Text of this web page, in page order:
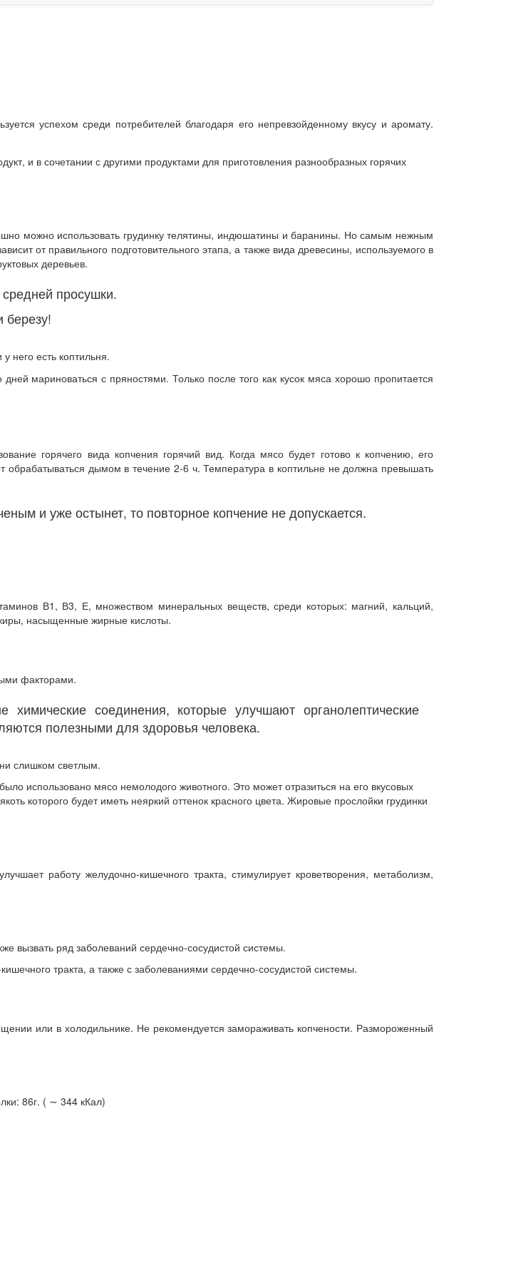
успехом среди потребителей благодаря его непревзойденному вкусу и аромату.
и в сочетании с другими продуктами для приготовления разнообразных горячих
можно использовать грудинку телятины, индюшатины и баранины. Но самым нежным
от правильного подготовительного этапа, а также вида древесины, используемого в
деревьев.
просушки.
березу!
него есть коптильня.
дней мариноваться с пряностями.Только после того как кусок мяса хорошо пропитается
горячего вида копчения горячий вид. Когда мясо будет готово к копчению, его
дымом в течение 2-6 ч. Температура в коптильне не должна превышать
и уже остынет, то повторное копчение не допускается.
В1, В3, Е, множеством минеральных веществ, среди которых: магний, кальций,
насыщенные жирные кислоты.
факторами.
химические соединения, которые улучшают органолептические
полезными для здоровья человека.
слишком светлым.
использовано мясо немолодого животного. Это может отразиться на его вкусовых
которого будет иметь неяркий оттенок красного цвета. Жировые прослойки грудинки
работу желудочно-кишечного тракта, стимулирует кроветворения, метаболизм,
вызвать ряд заболеваний сердечно-сосудистой системы.
тракта, а также с заболеваниями сердечно-сосудистой системы.
или в холодильнике. Не рекомендуется замораживать копчености. Размороженный
86г. ( ∼ 344 кКал)